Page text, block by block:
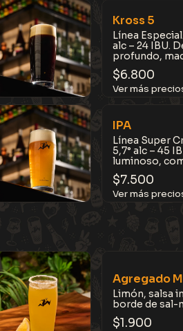
Kross 5
Línea
alc – 24 IBU.
profundo,
americano
con cinco
lúpulos, que
notas a
irresistible
$6.800
IPA
Línea Super
5,7° alc – 45
luminoso,
aromático
tropical y
equilibrio
con notas a
$7.500
Agregado
Limón, salsa
borde de sal-
$1.900